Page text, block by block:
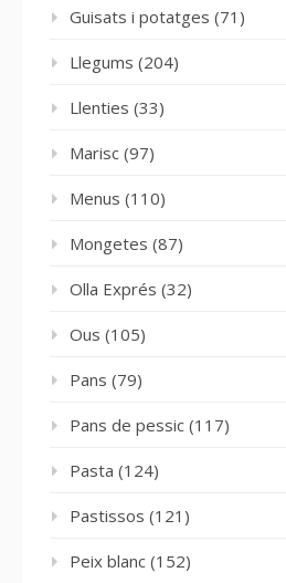
Guisats i potatges (71)
Llegums (204)
Llenties (33)
Marisc (97)
Menus (110)
Mongetes (87)
Olla Exprés (32)
Ous (105)
Pans (79)
Pans de pessic (117)
Pasta (124)
Pastissos (121)
Peix blanc (152)